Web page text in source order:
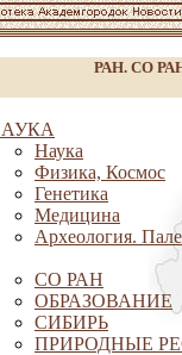
РАН. СО
Наука
Физика, Космос
Генетика
Медицина
Археология.
СО РАН
ОБРАЗОВАНИЕ
СИБИРЬ
ПРИРОДНЫЕ